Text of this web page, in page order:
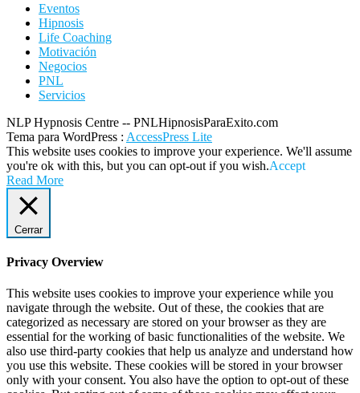
Eventos
Hipnosis
Life Coaching
Motivación
Negocios
PNL
Servicios
NLP Hypnosis Centre -- PNLHipnosisParaExito.com
Tema para WordPress : AccessPress Lite
This website uses cookies to improve your experience. We'll assume
you're ok with this, but you can opt-out if you wish.Accept
Read More
Cerrar
Privacy Overview
This website uses cookies to improve your experience while you
navigate through the website. Out of these, the cookies that are
categorized as necessary are stored on your browser as they are
essential for the working of basic functionalities of the website. We
also use third-party cookies that help us analyze and understand how
you use this website. These cookies will be stored in your browser
only with your consent. You also have the option to opt-out of these